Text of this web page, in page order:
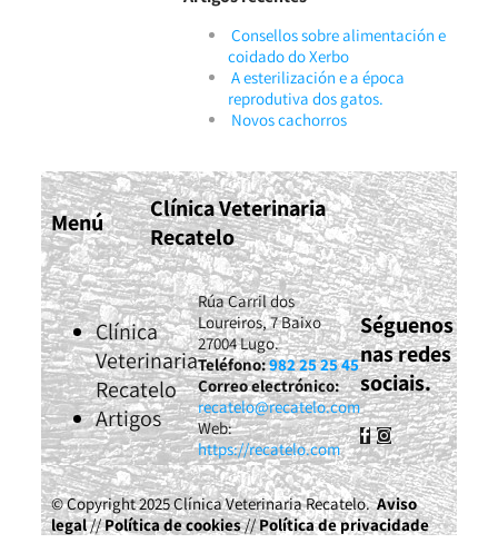
Consellos sobre alimentación e
coidado do Xerbo
A esterilización e a época
reprodutiva dos gatos.
Novos cachorros
Menú
Clínica Veterinaria
Recatelo
Clínica
Veterinaria
Recatelo
Artigos
Rúa Carril dos
Loureiros, 7 Baixo
27004 Lugo.
Teléfono:982 25 25 45
Correo electrónico:
recatelo@recatelo.com
Web:
https://recatelo.com
Séguenos
nas redes
sociais.
© Copyright 2025 Clínica Veterinaria Recatelo.Aviso
legal//Política de cookies//Política de privacidade